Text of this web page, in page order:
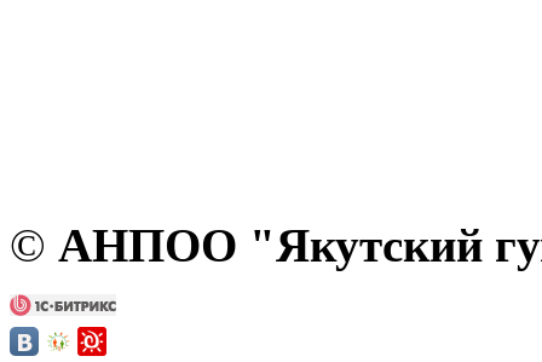
© АНПОО "Якутский